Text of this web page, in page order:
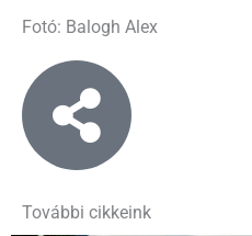
Fotó: Balogh Alex
További cikkeink